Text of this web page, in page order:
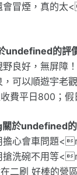
會冒煙，真的
的評
野良好，無屏
，可以順遊宇老
費平日800；假
於undefined的
擔心會車問題
搶洗碗不用等
二刷 好棒的營